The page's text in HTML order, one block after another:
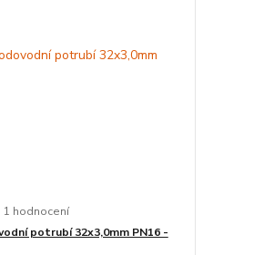
1 hodnocení
potrubí 32x3,0mm PN16 -